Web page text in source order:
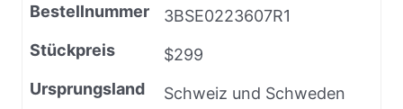
Bestellnummer
3BSE0223607R1
Stückpreis
$299
Ursprungsland
Schweiz und Schweden